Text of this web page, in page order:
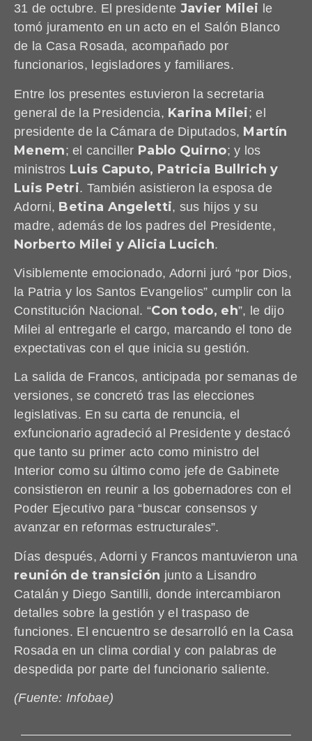
31 de octubre. El presidente Javier Milei le
tomó juramento en un acto en el Salón Blanco
de la Casa Rosada, acompañado por
funcionarios, legisladores y familiares.
Entre los presentes estuvieron la secretaria
general de la Presidencia, Karina Milei; el
presidente de la Cámara de Diputados, Martín
Menem; el canciller Pablo Quirno; y los
ministros Luis Caputo, Patricia Bullrich y
Luis Petri. También asistieron la esposa de
Adorni, Betina Angeletti, sus hijos y su
madre, además de los padres del Presidente,
Norberto Milei y Alicia Lucich.
Visiblemente emocionado, Adorni juró “por Dios,
la Patria y los Santos Evangelios” cumplir con la
Constitución Nacional. “Con todo, eh”, le dijo
Milei al entregarle el cargo, marcando el tono de
expectativas con el que inicia su gestión.
La salida de Francos, anticipada por semanas de
versiones, se concretó tras las elecciones
legislativas. En su carta de renuncia, el
exfuncionario agradeció al Presidente y destacó
que tanto su primer acto como ministro del
Interior como su último como jefe de Gabinete
consistieron en reunir a los gobernadores con el
Poder Ejecutivo para “buscar consensos y
avanzar en reformas estructurales”.
Días después, Adorni y Francos mantuvieron una
reunión de transición junto a Lisandro
Catalán y Diego Santilli, donde intercambiaron
detalles sobre la gestión y el traspaso de
funciones. El encuentro se desarrolló en la Casa
Rosada en un clima cordial y con palabras de
despedida por parte del funcionario saliente.
(Fuente: Infobae)